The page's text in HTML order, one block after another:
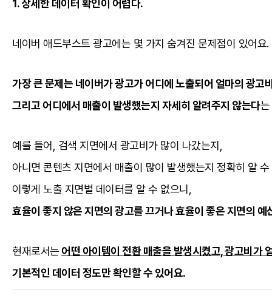
1. 상세한 데이터 확인이 어렵다.
네이버 애드부스트 광고에는 몇 가지 숨겨진 문제점이 있어요.
가장 큰 문제는 네이버가 광고가 어디에 노출되어 얼마의 광고
그리고 어디에서 매출이 발생했는지 자세히 알려주지 않는다는
예를 들어, 검색 지면에서 광고비가 많이 나갔는지,
아니면 콘텐츠 지면에서 매출이 많이 발생했는지 정확히 알 수
이렇게 노출 지면별 데이터를 알 수 없으니,
효율이 좋지 않은 지면의 광고를 끄거나 효율이 좋은 지면의
현재로서는어떤 아이템이 전환 매출을 발생시켰고, 광고비가
기본적인 데이터 정도만 확인할 수 있어요.